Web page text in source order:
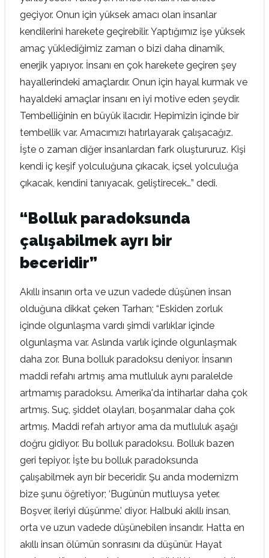
geçiyor. Onun için yüksek amacı olan insanlar
kendilerini harekete geçirebilir. Yaptığımız işe yüksek
amaç yüklediğimiz zaman o bizi daha dinamik,
enerjik yapıyor. İnsanı en çok harekete geçiren şey
hayallerindeki amaçlardır. Onun için hayal kurmak ve
hayaldeki amaçlar insanı en iyi motive eden şeydir.
Tembelliğinin en büyük ilacıdır. Hepimizin içinde bir
tembellik var. Amacımızı hatırlayarak çalışacağız.
İşte o zaman diğer insanlardan fark oluştururuz. Kişi
kendi iç keşif yolculuğuna çıkacak, içsel yolculuğa
çıkacak, kendini tanıyacak, geliştirecek…” dedi.
“Bolluk paradoksunda
çalışabilmek ayrı bir
beceridir”
Akıllı insanın orta ve uzun vadede düşünen insan
olduğuna dikkat çeken Tarhan; “Eskiden zorluk
içinde olgunlaşma vardı şimdi varlıklar içinde
olgunlaşma var. Aslında varlık içinde olgunlaşmak
daha zor. Buna bolluk paradoksu deniyor. İnsanın
maddi refahı artmış ama mutluluk aynı paralelde
artmamış paradoksu. Amerika'da intiharlar daha çok
artmış. Suç, şiddet olayları, boşanmalar daha çok
artmış. Maddi refah artıyor ama da mutluluk aşağı
doğru gidiyor. Bu bolluk paradoksu. Bolluk bazen
geri tepiyor. İşte bu bolluk paradoksunda
çalışabilmek ayrı bir beceridir. Şu anda modernizm
bize şunu öğretiyor; ‘Bugünün mutluysa yeter.
Boşver, ileriyi düşünme.’ diyor. Halbuki akıllı insan,
orta ve uzun vadede düşünebilen insandır. Hatta en
akıllı insan ölümün sonrasını da düşünür. Hayat